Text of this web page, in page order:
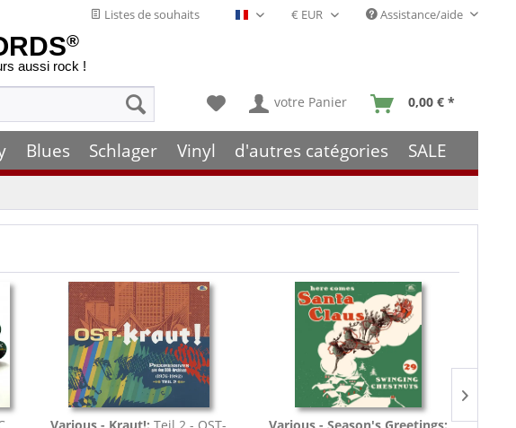
Listes de souhaits Français- FR Assistance/aide
®
aussi rock !
votre Panier 0,00 € *
Blues Schlager Vinyl d'autres catégories SALE